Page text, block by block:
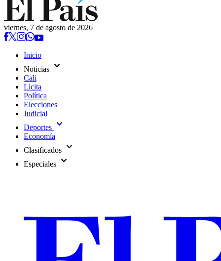
viernes, 7 de agosto de 2026
Inicio
Noticias expand_more
Cali
Licita
Política
Elecciones
Judicial
Deportes expand_more
Economía
Clasificados expand_more
Especiales expand_more